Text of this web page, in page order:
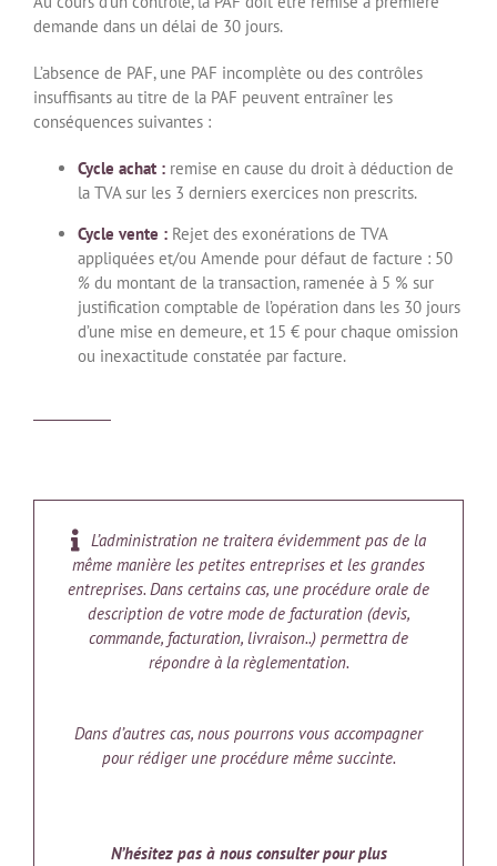
demande dans un délai de 30 jours.
L’absence de PAF, une PAF incomplète ou des contrôles
insuffisants au titre de la PAF peuvent entraîner les
conséquences suivantes :
Cycle achat : remise en cause du droit à déduction de
la TVA sur les 3 derniers exercices non prescrits.
Cycle vente : Rejet des exonérations de TVA
appliquées et/ou Amende pour défaut de facture : 50
% du montant de la transaction, ramenée à 5 % sur
justification comptable de l’opération dans les 30 jours
d’une mise en demeure, et 15 € pour chaque omission
ou inexactitude constatée par facture.
L’administration ne traitera évidemment pas de la
même manière les petites entreprises et les grandes
entreprises. Dans certains cas, une procédure orale de
description de votre mode de facturation (devis,
commande, facturation, livraison..) permettra de
répondre à la règlementation.
Dans d’autres cas, nous pourrons vous accompagner
pour rédiger une procédure même succinte.
N’hésitez pas à nous consulter pour plus